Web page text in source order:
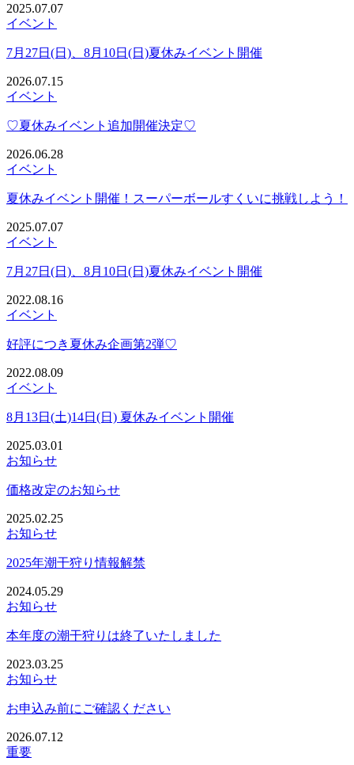
2025.07.07
イベント
7月27日(日)、8月10日(日)夏休みイベント開催
2026.07.15
イベント
♡夏休みイベント追加開催決定♡
2026.06.28
イベント
夏休みイベント開催！スーパーボールすくいに挑戦しよう！
2025.07.07
イベント
7月27日(日)、8月10日(日)夏休みイベント開催
2022.08.16
イベント
好評につき夏休み企画第2弾♡
2022.08.09
イベント
8月13日(土)14日(日) 夏休みイベント開催
2025.03.01
お知らせ
価格改定のお知らせ
2025.02.25
お知らせ
2025年潮干狩り情報解禁
2024.05.29
お知らせ
本年度の潮干狩りは終了いたしました
2023.03.25
お知らせ
お申込み前にご確認ください
2026.07.12
重要